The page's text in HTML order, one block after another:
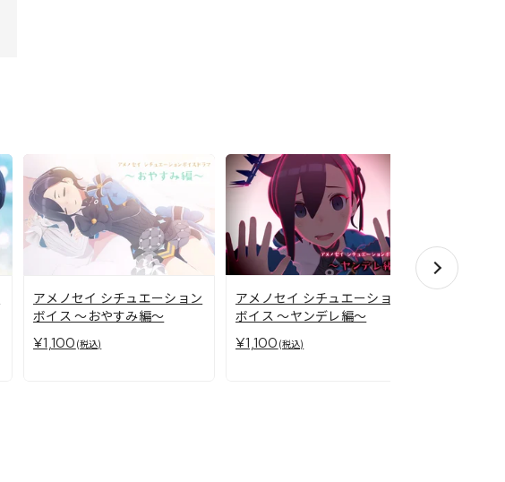
アメノセイ シチュエーション
ボイス ～おやすみ編～
¥1,100 (税込)
アメノセイ シチュエーション
ボイス ～ヤンデレ編～
¥1,100 (税込)